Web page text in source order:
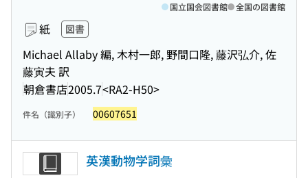
紙 図書
Michael Allaby 編, 木村一郎, 野間口隆, 藤沢弘介, 佐
藤寅夫 訳
朝倉書店2005.7<RA2-H50>
国立国会図書館 全国の図書館
件名（識別子） 00607651
英漢動物学詞彙